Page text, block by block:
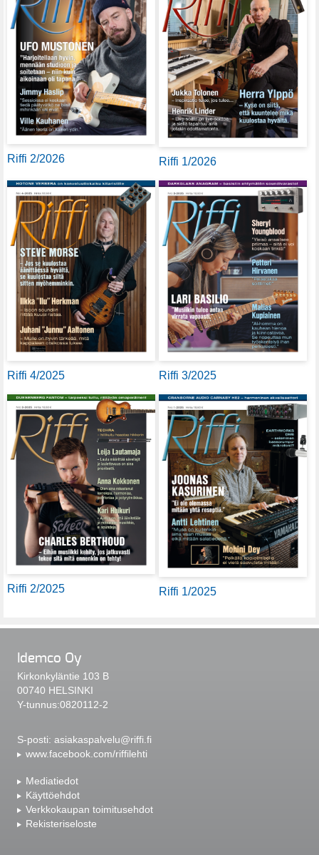
Riffi 2/2026 Riffi 1/2026
Riffi 4/2025 Riffi 3/2025
Riffi 2/2025 Riffi 1/2025
Idemco Oy
Kirkonkyläntie 103 B
00740 HELSINKI
Y-tunnus:0820112-2
S-posti: asiakaspalvelu@riffi.fi
www.facebook.com/riffilehti
Mediatiedot
Käyttöehdot
Verkkokaupan toimitusehdot
Rekisteriseloste